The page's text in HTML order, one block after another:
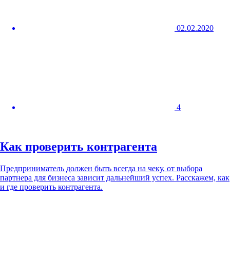
02.02.2020
4
Как проверить контрагента
Предприниматель должен быть всегда на чеку, от выбора
партнера для бизнеса зависит дальнейший успех. Расскажем, как
и где проверить контрагента.